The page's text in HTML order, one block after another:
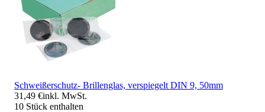
Schweißerschutz- Brillenglas, verspiegelt DIN 9, 50mm
31,49 €inkl. MwSt.
10 Stück enthalten